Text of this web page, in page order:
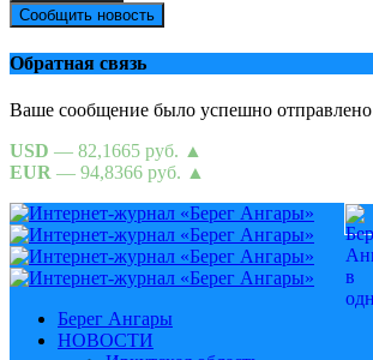
Сообщить новость
Обратная связь
Ваше сообщение было успешно отправлено
USD — 82,1665 руб. ▲
EUR — 94,8366 руб. ▲
Берег Ангары
НОВОСТИ